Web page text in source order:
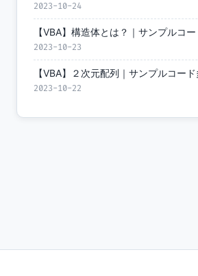
2023-10-24
【VBA】構造体とは？｜サンプルコ
2023-10-23
【VBA】２次元配列｜サンプルコー
2023-10-22